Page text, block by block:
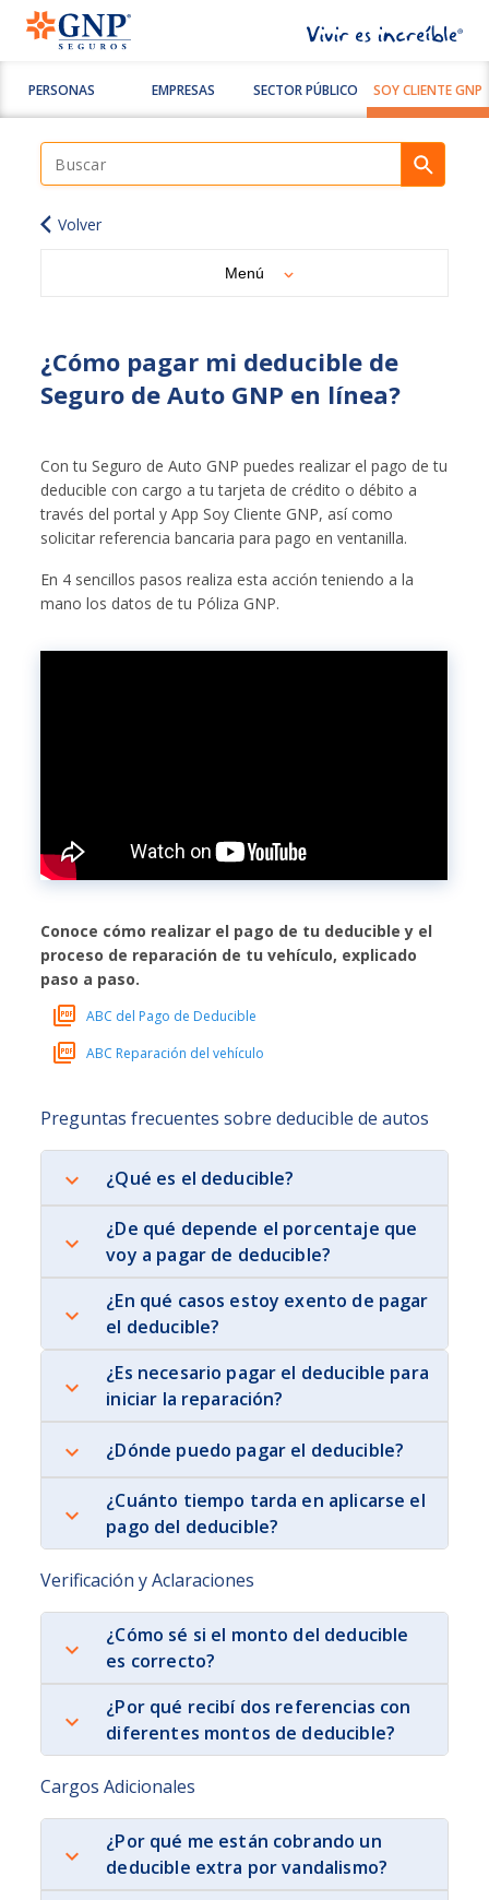
PERSONAS EMPRESAS SECTOR PÚBLICO SOY CLIENTE GNP
Volver
Menú
¿Cómo pagar mi deducible de
Seguro de Auto GNP en línea?
Con tu Seguro de Auto GNP puedes realizar el pago de tu
deducible con cargo a tu tarjeta de crédito o débito a
través del portal y App Soy Cliente GNP, así como
solicitar referencia bancaria para pago en ventanilla.
En 4 sencillos pasos realiza esta acción teniendo a la
mano los datos de tu Póliza GNP.
Conoce cómo realizar el pago de tu deducible y el
proceso de reparación de tu vehículo, explicado
paso a paso.
ABC del Pago de Deducible
ABC Reparación del vehículo
Preguntas frecuentes sobre deducible de autos
¿Qué es el deducible?
¿De qué depende el porcentaje que
voy a pagar de deducible?
¿En qué casos estoy exento de pagar
el deducible?
¿Es necesario pagar el deducible para
iniciar la reparación?
¿Dónde puedo pagar el deducible?
¿Cuánto tiempo tarda en aplicarse el
pago del deducible?
Verificación y Aclaraciones
¿Cómo sé si el monto del deducible
es correcto?
¿Por qué recibí dos referencias con
diferentes montos de deducible?
Cargos Adicionales
¿Por qué me están cobrando un
deducible extra por vandalismo?